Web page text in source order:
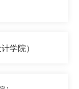
学院）